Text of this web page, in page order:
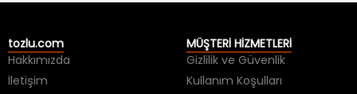
tozlu.com
Hakkımızda
İletişim
MÜŞTERİ HİZMETLERİ
Gizlilik ve Güvenlik
Kullanım Koşulları